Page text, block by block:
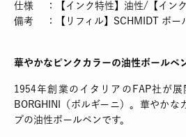
仕様 ：【インク特性】油性/【インク
備考 ：【リフィル】SCHMIDT ボー
華やかなピンクカラーの油性ボールペ
1954年創業のイタリアのFAP社が展
BORGHINI（ボルギーニ）。華やかな
プの油性ボールペンです。